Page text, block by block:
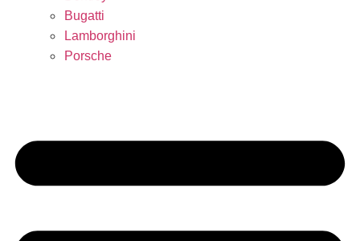
Bugatti
Lamborghini
Porsche